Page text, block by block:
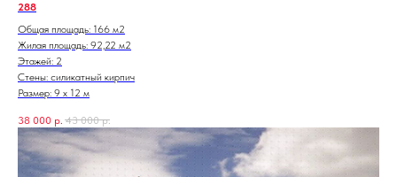
288
Общая площадь: 166 м2
Жилая площадь: 92,22 м2
Этажей: 2
Стены: силикатный кирпич
Размер: 9 х 12 м
38 000 р. 43 000 р.